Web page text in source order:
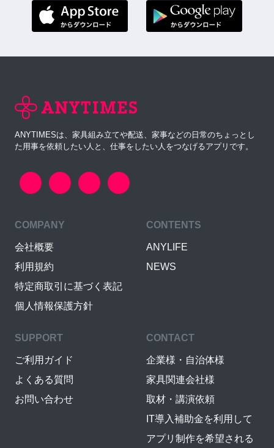
ANYTIMESは、家具組み立てや配送、家事などの日常のちょっとし
た用事を依頼したい人と、仕事をしたい人をつなげるアプリです。
COMPANY
会社概要
利用規約
特定商取引に基づく表記
個人情報保護方針
CONTENTS
ANYLIFE
NEWS
SUPPORT
ご利用ガイド
よくある質問
お問い合わせ
CONTACT
企業様・自治体様
家具関連会社様
取材・講演依頼
IT導入補助金を利用して
アプリ制作を希望される